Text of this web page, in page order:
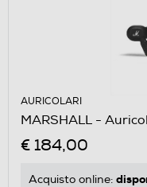
AURICOLARI
MARSHALL -
€ 184,00
Acquisto online: